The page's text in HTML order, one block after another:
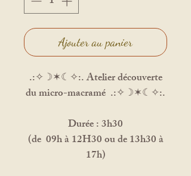
Ajouter au panier
.:✧☽✶☾✧:. Atelier découverte
du micro-macramé .:✧☽✶☾✧:.
Durée : 3h30
(de 09h à 12H30 ou de 13h30 à
17h)